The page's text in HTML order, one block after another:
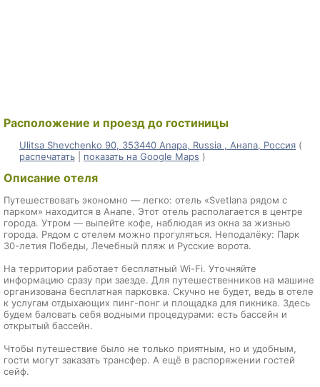
Расположение и проезд до гостиницы
Ulitsa Shevchenko 90, 353440 Anapa, Russia , Анапа, Россия (
распечатать
показать на Google Maps )
Описание отеля
Путешествовать экономно — легко: отель «Svetlana рядом с
парком» находится в Анапе. Этот отель располагается в центре
города. Утром — выпейте кофе, наблюдая из окна за жизнью
города. Рядом с отелем можно прогуляться. Неподалёку: Парк
30-летия Победы, Лечебный пляж и Русские ворота.
На территории работает бесплатный Wi-Fi. Уточняйте
информацию сразу при заезде. Для путешественников на машине
организована бесплатная парковка. Скучно не будет, ведь в отеле
к услугам отдыхающих пинг-понг и площадка для пикника. Здесь
будем баловать себя водными процедурами: есть бассейн и
открытый бассейн.
Чтобы путешествие было не только приятным, но и удобным,
гости могут заказать трансфер. А ещё в распоряжении гостей
сейф.